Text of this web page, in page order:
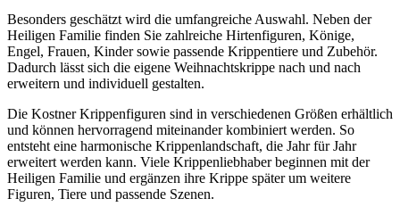
Besonders geschätzt wird die umfangreiche Auswahl. Neben der
Heiligen Familie finden Sie zahlreiche Hirtenfiguren, Könige,
Engel, Frauen, Kinder sowie passende Krippentiere und Zubehör.
Dadurch lässt sich die eigene Weihnachtskrippe nach und nach
erweitern und individuell gestalten.
Die Kostner Krippenfiguren sind in verschiedenen Größen erhältlich
und können hervorragend miteinander kombiniert werden. So
entsteht eine harmonische Krippenlandschaft, die Jahr für Jahr
erweitert werden kann. Viele Krippenliebhaber beginnen mit der
Heiligen Familie und ergänzen ihre Krippe später um weitere
Figuren, Tiere und passende Szenen.